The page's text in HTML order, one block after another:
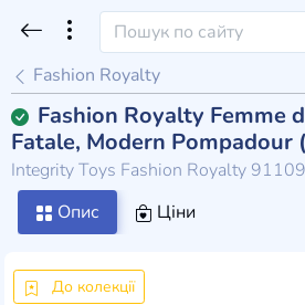
Fashion Royalty
Fashion Royalty Femme
Fatale, Modern Pompadour
Integrity Toys Fashion Royalty 91109
Опис Ціни
До колекції